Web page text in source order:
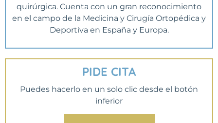
quirúrgica. Cuenta con un gran reconocimiento
en el campo de la Medicina y Cirugía Ortopédica y
Deportiva en España y Europa.
PIDE CITA
Puedes hacerlo en un solo clic desde el botón
inferior